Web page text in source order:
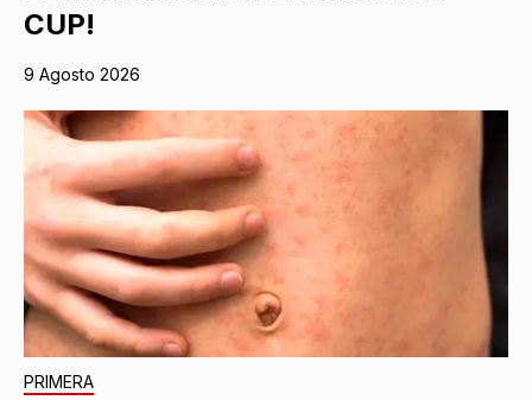
CUP!
9 Agosto 2026
PRIMERA